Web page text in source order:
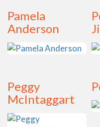
Pamela
Anderson
Peggy
McIntaggart